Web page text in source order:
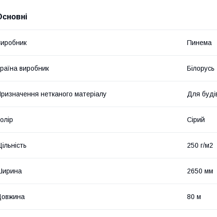
Пинема
виробник Білорусь
нетканого матеріалу Для
Сірий
250 г/м2
2650 мм
80 м